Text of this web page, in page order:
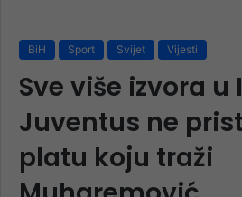
BiH Sport Svijet Vijesti
Sve više izvora
Juventus ne
platu koju traži